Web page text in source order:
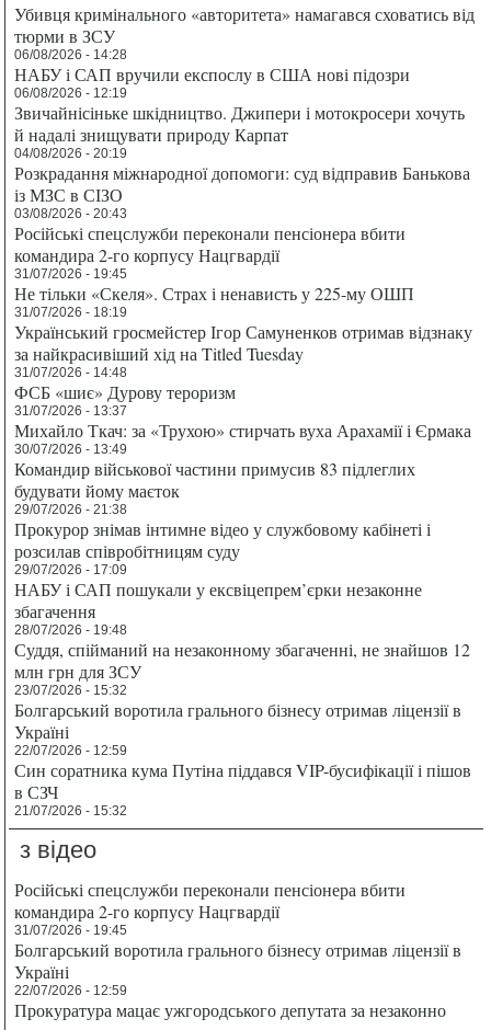
Убивця кримінального «авторитета» намагався сховатись від
тюрми в ЗСУ
06/08/2026 - 14:28
НАБУ і САП вручили експослу в США нові підозри
06/08/2026 - 12:19
Звичайнісіньке шкідництво. Джипери і мотокросери хочуть
й надалі знищувати природу Карпат
04/08/2026 - 20:19
Розкрадання міжнародної допомоги: суд відправив Банькова
із МЗС в СІЗО
03/08/2026 - 20:43
Російські спецслужби переконали пенсіонера вбити
командира 2-го корпусу Нацгвардії
31/07/2026 - 19:45
Не тільки «Скеля». Страх і ненависть у 225-му ОШП
31/07/2026 - 18:19
Український гросмейстер Ігор Самуненков отримав відзнаку
за найкрасивіший хід на Titled Tuesday
31/07/2026 - 14:48
ФСБ «шиє» Дурову тероризм
31/07/2026 - 13:37
Михайло Ткач: за «Трухою» стирчать вуха Арахамії і Єрмака
30/07/2026 - 13:49
Командир військової частини примусив 83 підлеглих
будувати йому маєток
29/07/2026 - 21:38
Прокурор знімав інтимне відео у службовому кабінеті і
розсилав співробітницям суду
29/07/2026 - 17:09
НАБУ і САП пошукали у ексвіцепрем’єрки незаконне
збагачення
28/07/2026 - 19:48
Суддя, спійманий на незаконному збагаченні, не знайшов 12
млн грн для ЗСУ
23/07/2026 - 15:32
Болгарський воротила грального бізнесу отримав ліцензії в
Україні
22/07/2026 - 12:59
Син соратника кума Путіна піддався VIP-бусифікації і пішов
в СЗЧ
21/07/2026 - 15:32
з відео
Російські спецслужби переконали пенсіонера вбити
командира 2-го корпусу Нацгвардії
31/07/2026 - 19:45
Болгарський воротила грального бізнесу отримав ліцензії в
Україні
22/07/2026 - 12:59
Прокуратура мацає ужгородського депутата за незаконно